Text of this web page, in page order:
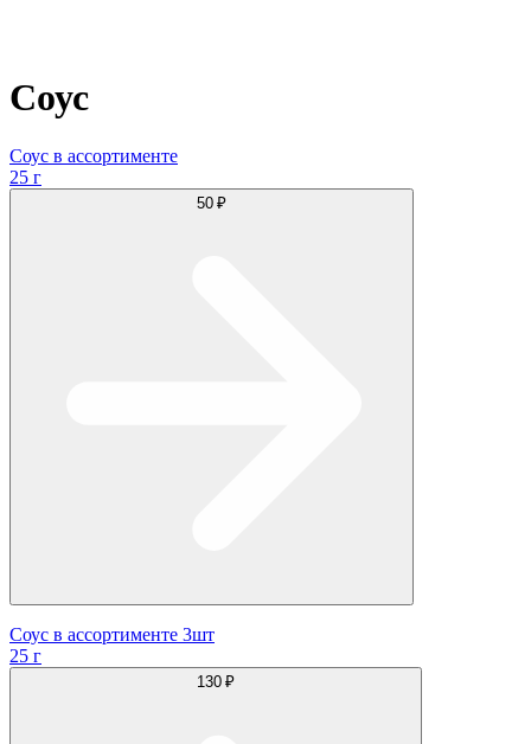
Соус
Соус в ассортименте
25 г
50 ₽
Соус в ассортименте 3шт
25 г
130 ₽